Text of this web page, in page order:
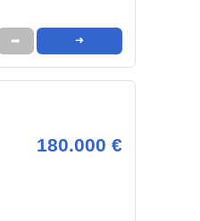
➦ ➜
180.000 €